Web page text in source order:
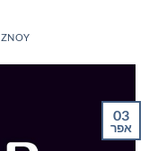
ZNOY
03
אפר